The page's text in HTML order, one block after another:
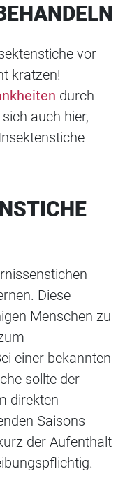
vor
kratzen!
durch
auch hier,
Diese
Menschen zu
einer bekannten
sollte der
direkten
Saisons
der Aufenthalt